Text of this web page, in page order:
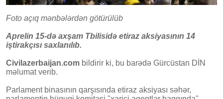
Foto açıq mənbələrdən götürülüb
Aprelin 15-də axşam Tbilisidə etiraz aksiyasının 14
iştirakçısı saxlanılıb.
Civilazerbaijan.com bildirir ki, bu barədə Gürcüstan DİN
məlumat verib.
Parlament binasının qarşısında etiraz aksiyası səhər,